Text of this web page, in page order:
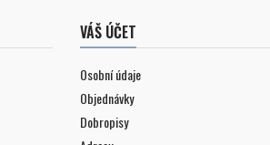
VÁŠ ÚČET
Osobní údaje
Objednávky
Dobropisy